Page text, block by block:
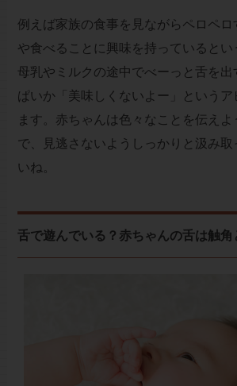
例えば家族の食事を見ながらペロペ
や食べることに興味を持っているとい
母乳やミルクの途中でべーっと舌を出
ぱいか「美味しくないよー」というア
ます。赤ちゃんは色々なことを伝え
で、見逃さないようしっかりと汲み取
いね。
舌で遊んでいる？赤ちゃんの舌は触角